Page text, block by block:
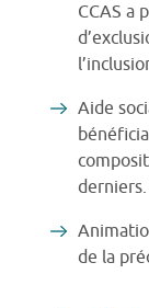
CCAS a
Aide
derniers.
de la